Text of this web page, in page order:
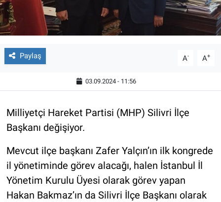
Paylaş A- A+
03.09.2024 - 11:56
Milliyetçi Hareket Partisi (MHP) Silivri İlçe
Başkanı değişiyor.
Mevcut ilçe başkanı Zafer Yalçın’ın ilk kongrede
il yönetiminde görev alacağı, halen İstanbul İl
Yönetim Kurulu Üyesi olarak görev yapan
Hakan Bakmaz’ın da Silivri İlçe Başkanı olarak